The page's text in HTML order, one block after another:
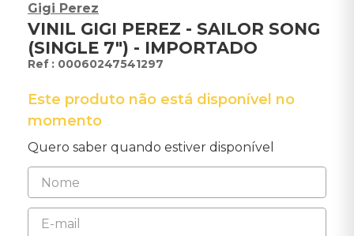
Gigi Perez
VINIL GIGI PEREZ - SAILOR SONG
(SINGLE 7") - IMPORTADO
: 00060247541297
Este produto não está disponível no
momento
Quero saber quando estiver disponível